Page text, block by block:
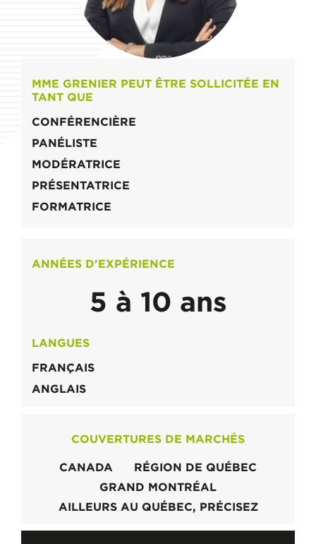
MME GRENIER PEUT ÊTRE SOLLICITÉE EN
TANT QUE
CONFÉRENCIÈRE
PANÉLISTE
MODÉRATRICE
PRÉSENTATRICE
FORMATRICE
ANNÉES D'EXPÉRIENCE
5 à 10 ans
LANGUES
FRANÇAIS
ANGLAIS
COUVERTURES DE MARCHÉS
CANADA
RÉGION DE QUÉBEC
GRAND MONTRÉAL
AILLEURS AU QUÉBEC, PRÉCISEZ